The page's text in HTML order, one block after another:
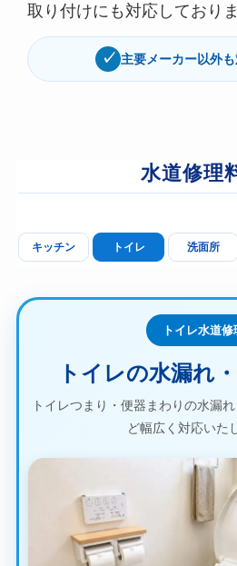
取り付けにも対応しておりま
✓ 主要メーカー以外
水道修理
キッチン トイレ 洗面所
トイレ水道修
トイレの水漏れ
トイレつまり・便器まわりの水漏
ど幅広く対応いた